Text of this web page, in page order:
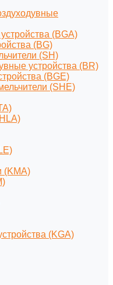
(BGA)
(BG)
(SH)
устройства (BR)
(BGE)
(SHE)
(KMA)
(KGA)